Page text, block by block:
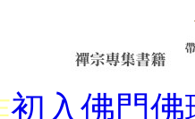
初入佛門佛